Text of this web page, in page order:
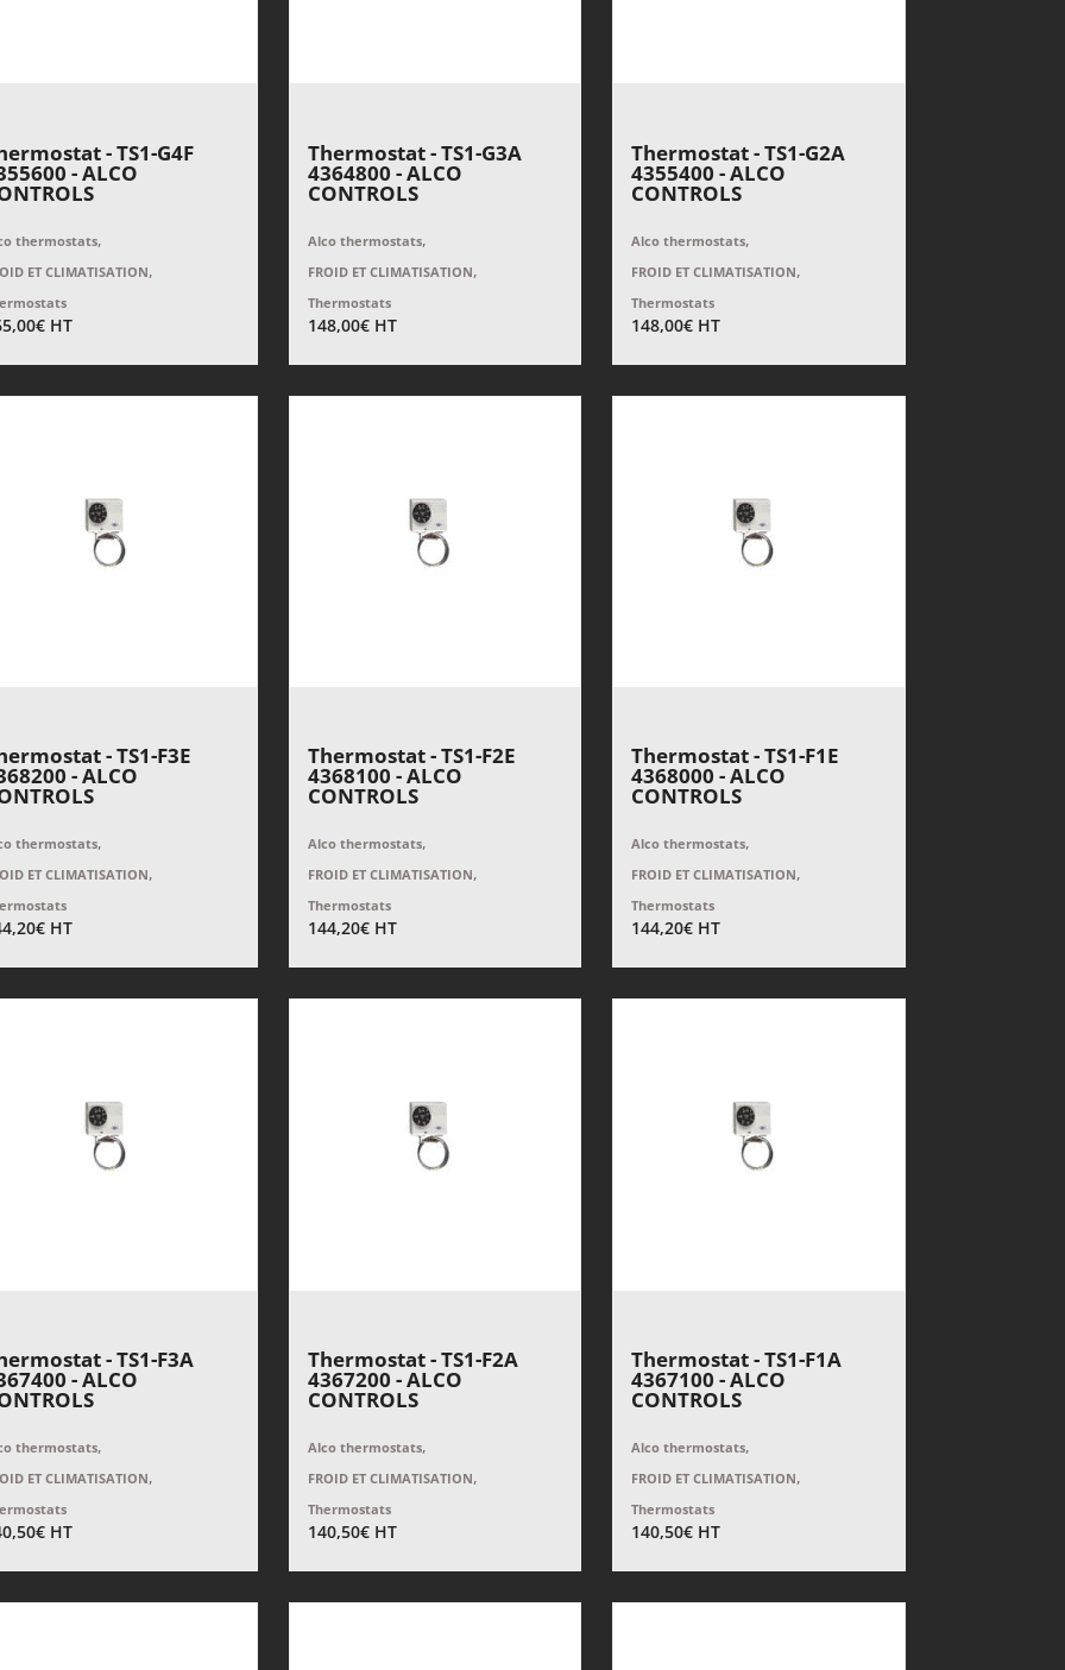
- TS1-G4F
- ALCO
thermostats,
ET CLIMATISATION,
€ HT
Thermostat - TS1-G3A
4364800 - ALCO
CONTROLS
Alco thermostats,
FROID ET CLIMATISATION,
Thermostats
148,00€ HT
Thermostat - TS1-G2A
4355400 - ALCO
CONTROLS
Alco thermostats,
FROID ET CLIMATISATION,
Thermostats
148,00€ HT
- TS1-F3E
- ALCO
thermostats,
ET CLIMATISATION,
€ HT
Thermostat - TS1-F2E
4368100 - ALCO
CONTROLS
Alco thermostats,
FROID ET CLIMATISATION,
Thermostats
144,20€ HT
Thermostat - TS1-F1E
4368000 - ALCO
CONTROLS
Alco thermostats,
FROID ET CLIMATISATION,
Thermostats
144,20€ HT
- TS1-F3A
- ALCO
thermostats,
ET CLIMATISATION,
€ HT
Thermostat - TS1-F2A
4367200 - ALCO
CONTROLS
Alco thermostats,
FROID ET CLIMATISATION,
Thermostats
140,50€ HT
Thermostat - TS1-F1A
4367100 - ALCO
CONTROLS
Alco thermostats,
FROID ET CLIMATISATION,
Thermostats
140,50€ HT